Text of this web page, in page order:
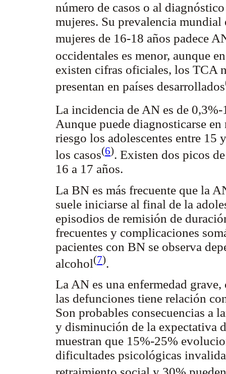
número de casos o al
mujeres. Su prevalencia
mujeres de 16-18 años padece
occidentales es menor, aunque
existen cifras oficiales, los TCA
presentan en países desarrollados
La incidencia de AN es de
Aunque puede diagnosticarse
riesgo los adolescentes entre 15
los casos(6). Existen dos picos
16 a 17 años.
La BN es más frecuente que la
suele iniciarse al final de la
episodios de remisión de
frecuentes y complicaciones
pacientes con BN se observa
alcohol(7).
La AN es una enfermedad
las defunciones tiene relación
Son probables consecuencias a
y disminución de la expectativa
muestran que 15%-25%
dificultades psicológicas